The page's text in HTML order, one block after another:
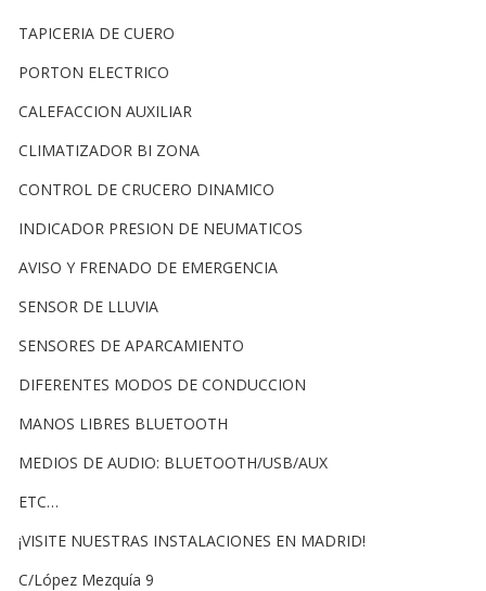
TAPICERIA DE CUERO
PORTON ELECTRICO
CALEFACCION AUXILIAR
CLIMATIZADOR BI ZONA
CONTROL DE CRUCERO DINAMICO
INDICADOR PRESION DE NEUMATICOS
AVISO Y FRENADO DE EMERGENCIA
SENSOR DE LLUVIA
SENSORES DE APARCAMIENTO
DIFERENTES MODOS DE CONDUCCION
MANOS LIBRES BLUETOOTH
MEDIOS DE AUDIO: BLUETOOTH/USB/AUX
ETC…
¡VISITE NUESTRAS INSTALACIONES EN MADRID!
C/López Mezquía 9